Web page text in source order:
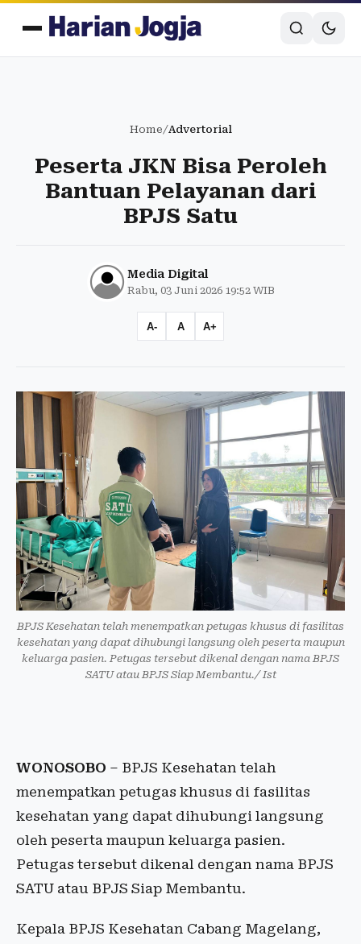
Home/Advertorial
Peserta JKN Bisa Peroleh
Bantuan Pelayanan dari
BPJS Satu
Media Digital
Rabu, 03 Juni 2026 19:52 WIB
A- A A+
BPJS Kesehatan telah menempatkan petugas khusus di fasilitas
kesehatan yang dapat dihubungi langsung oleh peserta maupun
keluarga pasien. Petugas tersebut dikenal dengan nama BPJS
SATU atau BPJS Siap Membantu./ Ist
WONOSOBO – BPJS Kesehatan telah
menempatkan petugas khusus di fasilitas
kesehatan yang dapat dihubungi langsung
oleh peserta maupun keluarga pasien.
Petugas tersebut dikenal dengan nama BPJS
SATU atau BPJS Siap Membantu.
Kepala BPJS Kesehatan Cabang Magelang,